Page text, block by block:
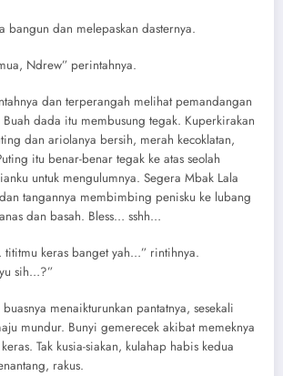
bangun dan melepaskan dasternya.
Ndrew” perintahnya.
dan terperangah melihat pemandangan
dada itu membusung tegak. Kuperkirakan
dan ariolanya bersih, merah kecoklatan,
itu benar-benar tegak ke atas seolah
untuk mengulumnya. Segera Mbak Lala
tangannya membimbing penisku ke lubang
dan basah. Bless… sshh…
keras banget yah…” rintihnya.
sih…?”
menaikturunkan pantatnya, sesekali
mundur. Bunyi gemerecek akibat memeknya
Tak kusia-siakan, kulahap habis kedua
rakus.